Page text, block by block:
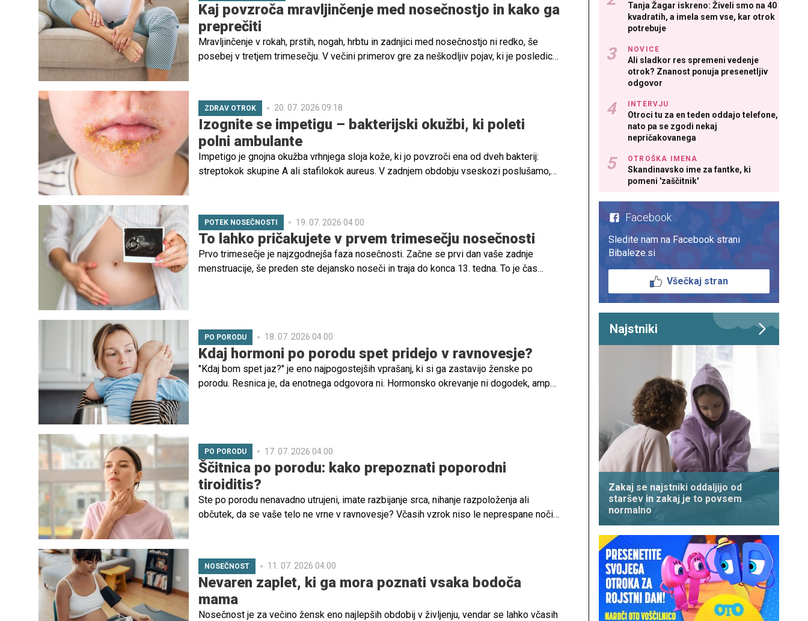
Kaj povzroča mravljinčenje med nosečnostjo in kako ga
preprečiti
Mravljinčenje v rokah, prstih, nogah, hrbtu in zadnjici med nosečnostjo ni redko, še
posebej v tretjem trimesečju. V večini primerov gre za neškodljiv pojav, ki je posledica
voljo za nosečnice.
ZDRAV OTROK 20. 07. 2026 09.18
Izognite se impetigu – bakterijski okužbi, ki poleti
polni ambulante
Impetigo je gnojna okužba vrhnjega sloja kože, ki jo povzroči ena od dveh bakterij:
streptokok skupine A ali stafilokok aureus. V zadnjem obdobju vseskozi poslušamo,
POTEK NOSEČNOSTI 19. 07. 2026 04.00
To lahko pričakujete v prvem trimesečju nosečnosti
Prvo trimesečje je najzgodnejša faza nosečnosti. Začne se prvi dan vaše zadnje
menstruacije, še preden ste dejansko noseči in traja do konca 13. tedna. To je čas
PO PORODU 18. 07. 2026 04.00
Kdaj hormoni po porodu spet pridejo v ravnovesje?
"Kdaj bom spet jaz?" je eno najpogostejših vprašanj, ki si ga zastavijo ženske po
porodu. Resnica je, da enotnega odgovora ni. Hormonsko okrevanje ni dogodek, ampak
PO PORODU 17. 07. 2026 04.00
Ščitnica po porodu: kako prepoznati poporodni
tiroiditis?
Ste po porodu nenavadno utrujeni, imate razbijanje srca, nihanje razpoloženja ali
občutek, da se vaše telo ne vrne v ravnovesje? Včasih vzrok niso le neprespane noči
NOSEČNOST 11. 07. 2026 04.00
Nevaren zaplet, ki ga mora poznati vsaka bodoča
mama
Nosečnost je za večino žensk eno najlepših obdobij v življenju, vendar se lahko včasih
Tanja Žagar iskreno: Živeli smo na 40
kvadratih, a imela sem vse, kar otrok
potrebuje
NOVICE
Ali sladkor res spremeni vedenje
otrok? Znanost ponuja presenetljiv
odgovor
INTERVJU
Otroci tu za en teden oddajo telefone,
nato pa se zgodi nekaj
nepričakovanega
OTROŠKA IMENA
Skandinavsko ime za fantke, ki
pomeni 'zaščitnik'
Facebook
Sledite nam na Facebook strani
Bibaleze.si
Všečkaj stran
Najstniki
Zakaj se najstniki oddaljijo od
staršev in zakaj je to povsem
normalno